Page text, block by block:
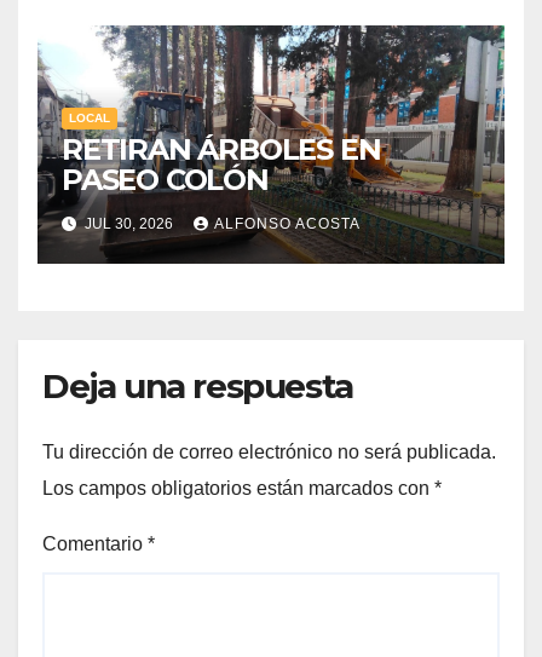
LOCAL
RETIRAN ÁRBOLES EN
PASEO COLÓN
JUL 30, 2026 ALFONSO ACOSTA
Deja una respuesta
Tu dirección de correo electrónico no será publicada.
Los campos obligatorios están marcados con *
Comentario *